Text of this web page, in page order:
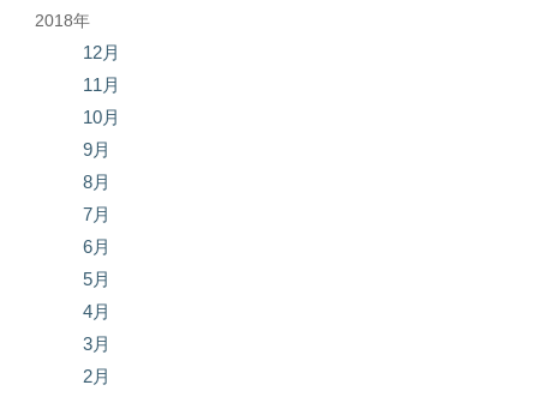
2018年
12月
11月
10月
9月
8月
7月
6月
5月
4月
3月
2月